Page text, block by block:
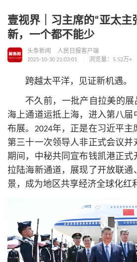
壹视界｜习主席的“亚太主
新，一个都不能少
头条新闻
人民日报客户端
2025-10-30 21:03:01
浏览量：5.52万+
跨越太平洋，见证新机遇。
不久前，一批产自拉美的
海上通道运抵上海，进入第八届
布展。2024年，正是在习近平主
第三十一次领导人非正式会议并
期间，中秘共同宣布钱凯港正式
拉陆海新通道，展现了开放联通
景，成为地区共享经济全球化红